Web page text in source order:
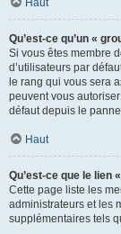
Haut
Qu’est-ce qu’un «
Si vous êtes membre
d’utilisateurs par
le rang qui vous sera
peuvent vous
défaut depuis le
Haut
Qu’est-ce que le lien
Cette page liste les
administrateurs et les
supplémentaires tels